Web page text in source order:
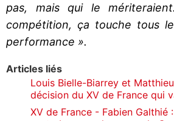
pas, mais qui le
compétition, ça touche tous
performance ».
Articles liés
Louis Bielle-Biarrey et
décision du XV de France qui
XV de France - Fabien Galthié